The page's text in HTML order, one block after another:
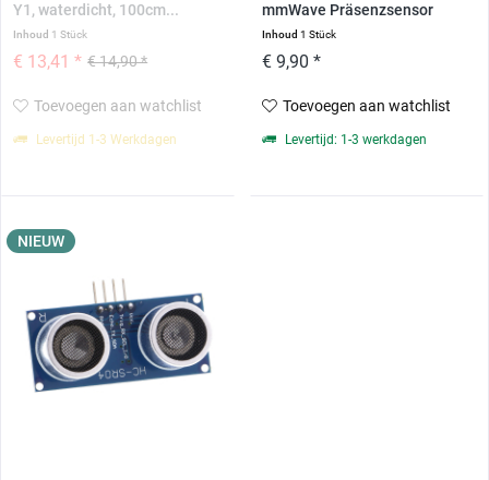
Y1, waterdicht, 100cm...
Inhoud 1 Stück
€ 14,90 *
€ 13,41 *
Toevoegen aan watchlist
Levertijd 1-3 Werkdagen
mmWave Präsenzsensor
Inhoud 1 Stück
€ 9,90 *
Toevoegen aan watchlist
Levertijd: 1-3 werkdagen
NIEUW